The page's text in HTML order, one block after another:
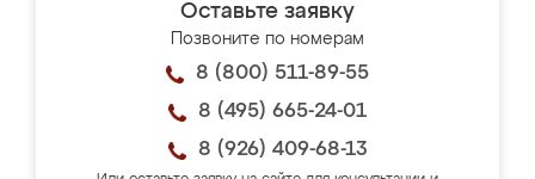
Оставьте заявку
Позвоните по номерам
8 (800) 511-89-55
8 (495) 665-24-01
8 (926) 409-68-13